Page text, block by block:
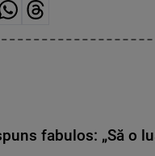
fabulos: „Să o